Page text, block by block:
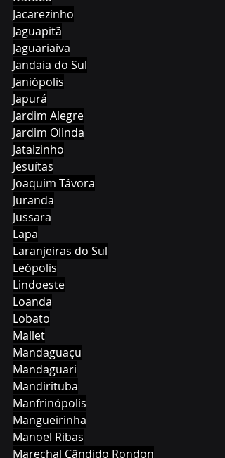
Jacarezinho
Jaguapitã
Jaguariaíva
Jandaia do Sul
Janiópolis
Japurá
Jardim Alegre
Jardim Olinda
Jataizinho
Jesuítas
Joaquim Távora
Juranda
Jussara
Lapa
Laranjeiras do Sul
Leópolis
Lindoeste
Loanda
Lobato
Mallet
Mandaguaçu
Mandaguari
Mandirituba
Manfrinópolis
Mangueirinha
Manoel Ribas
Marechal Cândido Rondon